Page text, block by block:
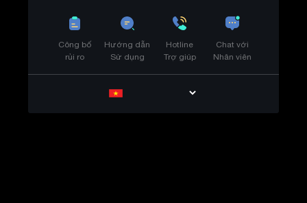
Công bố
rủi ro
Hướng dẫn
Sử dụng
Hotline
Trợ giúp
Chat với
Nhân viên